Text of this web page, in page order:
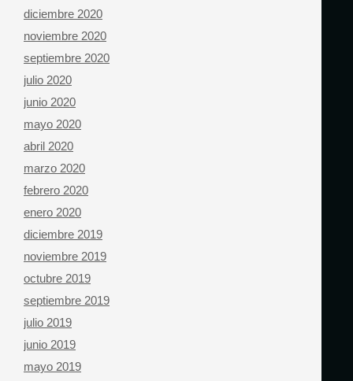
diciembre 2020
noviembre 2020
septiembre 2020
julio 2020
junio 2020
mayo 2020
abril 2020
marzo 2020
febrero 2020
enero 2020
diciembre 2019
noviembre 2019
octubre 2019
septiembre 2019
julio 2019
junio 2019
mayo 2019